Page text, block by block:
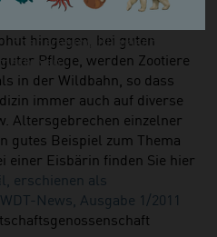
Klimaschutz
finden bzw. aufnehmen zu
hingegen, bei guten
Pflege, werden Zootiere
in der Wildbahn, so dass
immer auch auf diverse
Altersgebrechen einzelner
gutes Beispiel zum Thema
einer Eisbärin finden Sie hier
erschienen als
News, Ausgabe 1/2011